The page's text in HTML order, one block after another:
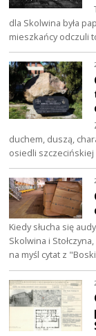
dla Skolwina była
mieszkańcy odczuli
duchem, duszą,
osiedli szczecińskiej
Kiedy słucha się
Skolwina i
na myśl cytat z